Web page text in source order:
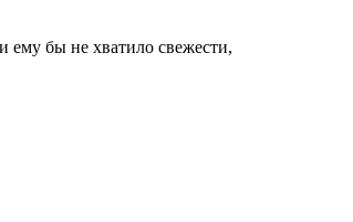
ему бы не хватило свежести,